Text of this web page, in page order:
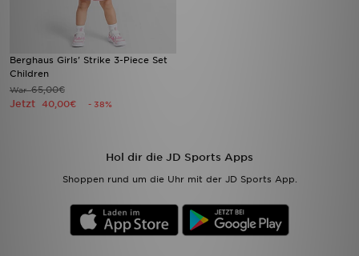
Berghaus Girls' Strike 3-Piece Set
Children
War65,00€
Jetzt 40,00€ - 38%
Hol dir die JD Sports Apps
Shoppen rund um die Uhr mit der JD Sports App.